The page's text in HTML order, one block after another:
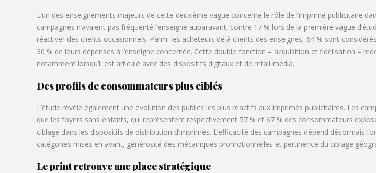
L’un des enseignements majeurs de cette deuxième vague concerne le rôle de l’imprimé publicitaire
campagnes n’avaient pas fréquenté l’enseigne auparavant, contre 17 % lors de la première vague
réactiver des clients occasionnels. Parmi les acheteurs déjà clients des enseignes, 64 % sont
30 % de leurs dépenses à l’enseigne concernée. Cette double fonction – acquisition et fidélisation –
notamment lorsqu’il est articulé avec des dispositifs digitaux et de retail media.
Des profils de consommateurs plus ciblés
L’étude révèle également une évolution des publics les plus réactifs aux imprimés publicitaires. Les
que les foyers sans enfants, qui représentent respectivement 57 % et 67 % des consommateurs
ciblage dans les dispositifs de distribution d’imprimés. L’efficacité des campagnes dépend désormais
catégories mises en avant, générosité des mécaniques promotionnelles et pertinence du ciblage
Le print retrouve une place stratégique